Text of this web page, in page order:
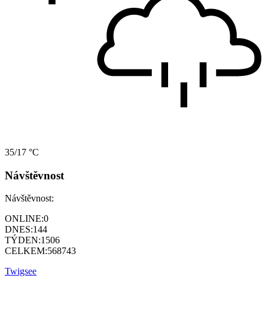
35/17 °C
Návštěvnost
Návštěvnost:
ONLINE:0
DNES:144
TÝDEN:1506
CELKEM:568743
Twigsee